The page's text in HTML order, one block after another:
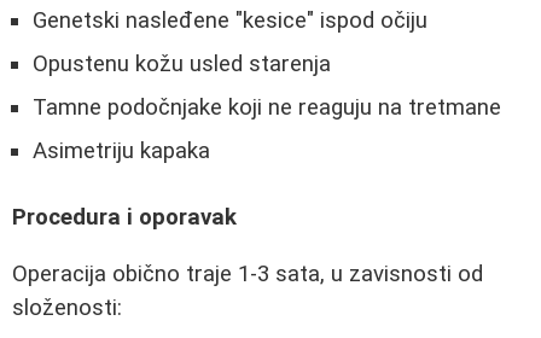
Genetski nasleđene "kesice" ispod očiju
Opustenu kožu usled starenja
Tamne podočnjake koji ne reaguju na tretmane
Asimetriju kapaka
Procedura i oporavak
Operacija obično traje 1-3 sata, u zavisnosti od
složenosti: